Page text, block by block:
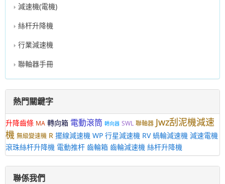
減速機(電機)
絲杆升降機
行業減速機
聯軸器手冊
熱門關鍵字
升降齒條 MA 轉向箱 電動滾筒 轉向器 SWL 聯軸器 Jwz刮泥機減速
機 無級變速機 R 擺線減速機 WP 行星減速機 RV 蝸輪減速機 減速電機
滾珠絲杆升降機 電動推杆 齒輪箱 齒輪減速機 絲杆升降機
聯係我們